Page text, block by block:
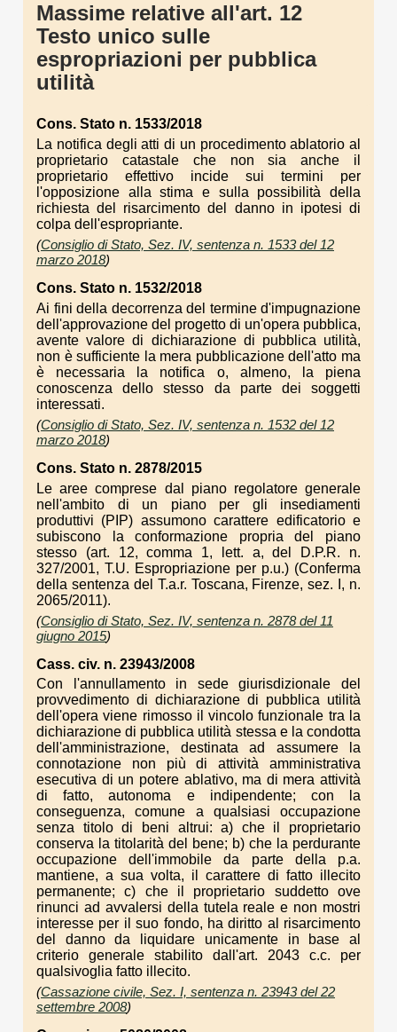
Massime relative all'art. 12
Testo unico sulle
espropriazioni per pubblica
utilità
Cons. Stato n. 1533/2018
La notifica degli atti di un procedimento ablatorio al
proprietario catastale che non sia anche il
proprietario effettivo incide sui termini per
l'opposizione alla stima e sulla possibilità della
richiesta del risarcimento del danno in ipotesi di
colpa dell'espropriante.
(Consiglio di Stato, Sez. IV, sentenza n. 1533 del 12
marzo 2018)
Cons. Stato n. 1532/2018
Ai fini della decorrenza del termine d'impugnazione
dell'approvazione del progetto di un'opera pubblica,
avente valore di dichiarazione di pubblica utilità,
non è sufficiente la mera pubblicazione dell'atto ma
è necessaria la notifica o, almeno, la piena
conoscenza dello stesso da parte dei soggetti
interessati.
(Consiglio di Stato, Sez. IV, sentenza n. 1532 del 12
marzo 2018)
Cons. Stato n. 2878/2015
Le aree comprese dal piano regolatore generale
nell'ambito di un piano per gli insediamenti
produttivi (PIP) assumono carattere edificatorio e
subiscono la conformazione propria del piano
stesso (art. 12, comma 1, lett. a, del D.P.R. n.
327/2001, T.U. Espropriazione per p.u.) (Conferma
della sentenza del T.a.r. Toscana, Firenze, sez. I, n.
2065/2011).
(Consiglio di Stato, Sez. IV, sentenza n. 2878 del 11
giugno 2015)
Cass. civ. n. 23943/2008
Con l'annullamento in sede giurisdizionale del
provvedimento di dichiarazione di pubblica utilità
dell'opera viene rimosso il vincolo funzionale tra la
dichiarazione di pubblica utilità stessa e la condotta
dell'amministrazione, destinata ad assumere la
connotazione non più di attività amministrativa
esecutiva di un potere ablativo, ma di mera attività
di fatto, autonoma e indipendente; con la
conseguenza, comune a qualsiasi occupazione
senza titolo di beni altrui: a) che il proprietario
conserva la titolarità del bene; b) che la perdurante
occupazione dell'immobile da parte della p.a.
mantiene, a sua volta, il carattere di fatto illecito
permanente; c) che il proprietario suddetto ove
rinunci ad avvalersi della tutela reale e non mostri
interesse per il suo fondo, ha diritto al risarcimento
del danno da liquidare unicamente in base al
criterio generale stabilito dall'art. 2043 c.c. per
qualsivoglia fatto illecito.
(Cassazione civile, Sez. I, sentenza n. 23943 del 22
settembre 2008)